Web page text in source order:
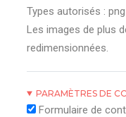
Types autorisés :
Les images de plus
redimensionnées.
PARAMÈTRES DE
Formulaire de